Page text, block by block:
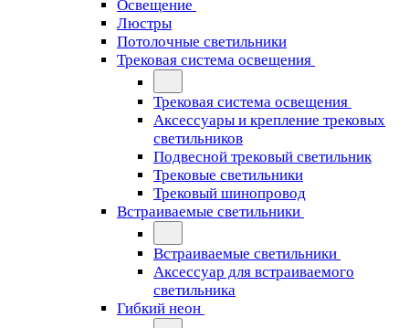
Освещение
Люстры
Потолочные светильники
Трековая система освещения
Трековая система освещения
Аксессуары и крепление трековых
светильников
Подвесной трековый светильник
Трековые светильники
Трековый шинопровод
Встраиваемые светильники
Встраиваемые светильники
Аксессуар для встраиваемого
светильника
Гибкий неон